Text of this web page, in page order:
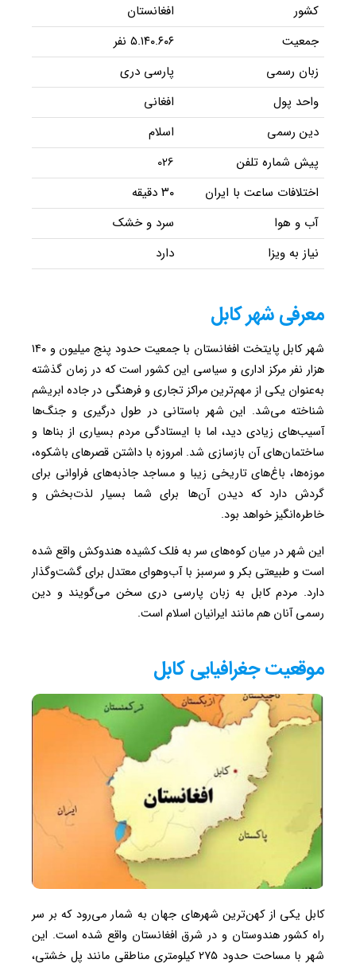
کشور
افغانستان
جمعیت
۵.۱۴۰.۶۰۶ نفر
زبان رسمی
پارسی دری
واحد پول
افغانی
دین رسمی
اسلام
پیش شماره تلفن
026
اختلافات ساعت با ایران
۳۰ دقیقه
آب و هوا
سرد و خشک
نیاز به ویزا
دارد
معرفی شهر کابل
شهر کابل پایتخت افغانستان با جمعیت حدود پنج میلیون و ۱۴۰
هزار نفر مرکز اداری و سیاسی این کشور است که در زمان گذشته
به‌عنوان یکی از مهم‌ترین مراکز تجاری و فرهنگی در جاده ابریشم
شناخته می‌شد. این شهر باستانی در طول درگیری و جنگ‌ها
آسیب‌های زیادی دید، اما با ایستادگی مردم بسیاری از بناها و
ساختمان‌های آن بازسازی شد. امروزه با داشتن قصرهای باشکوه،
موزه‌ها، باغ‌های تاریخی زیبا و مساجد جاذبه‌های فراوانی برای
گردش دارد که دیدن آن‌ها برای شما بسیار لذت‌بخش و
خاطره‌انگیز خواهد بود.
این شهر در میان کوه‌های سر به فلک کشیده هندوکش واقع شده
است و طبیعتی بکر و سرسبز با آب‌وهوای معتدل برای گشت‌وگذار
دارد. مردم کابل به زبان پارسی دری سخن می‌گویند و دین
رسمی آنان هم مانند ایرانیان اسلام است.
موقعیت جغرافیایی کابل
کابل یکی از کهن‌ترین شهرهای جهان به شمار می‌رود که بر سر
راه کشور هندوستان و در شرق افغانستان واقع شده است. این
شهر با مساحت حدود ۲۷۵ کیلومتری مناطقی مانند پل خشتی،